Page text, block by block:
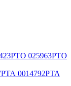
РТО 025963РТО
РТА 0014792РТА